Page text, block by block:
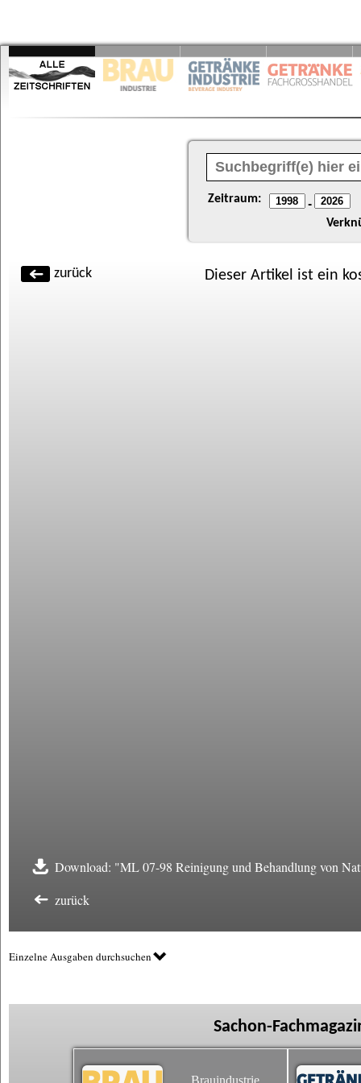
Zeitraum: -
zurück Dieser Artikel ist ein
Download: "ML 07-98 Reinigung und Behandlung von
zurück
Einzelne Ausgaben durchsuchen
Sachon-
Brauindustrie